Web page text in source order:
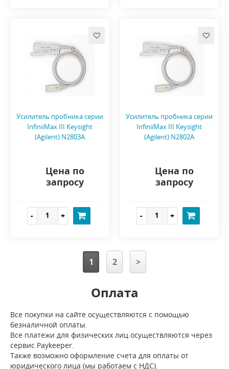
Усилитель пробника серии
InfiniiMax III Keysight
(Agilent) N2803A
Цена по
запросу
Усилитель пробника серии
InfiniiMax III Keysight
(Agilent) N2802A
Цена по
запросу
1 2 >
Оплата
Все покупки на сайте осуществляются с помощью
безналичной оплаты.
Все платежи для физических лиц осуществляются через
сервис Paykeeper.
Также возможно оформление счета для оплаты от
юридического лица (мы работаем с НДС).